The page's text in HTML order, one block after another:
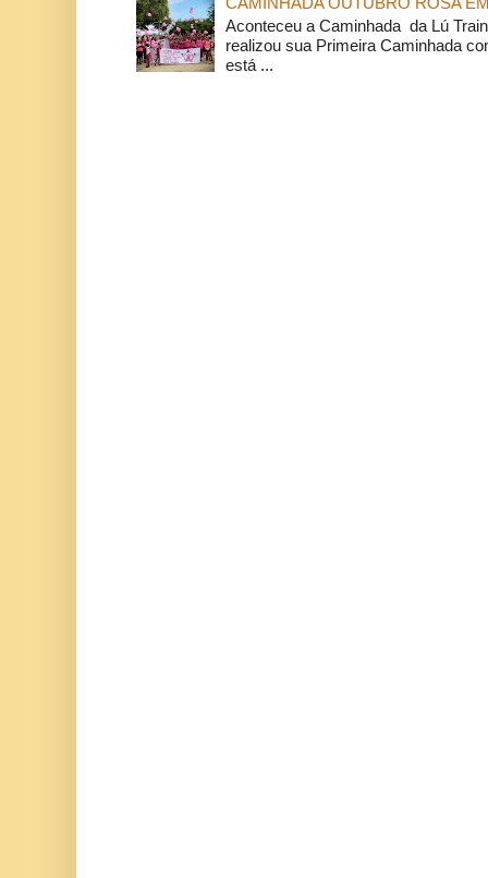
Aconteceu a Caminhada da Lú
realizou sua Primeira Caminhada
está ...